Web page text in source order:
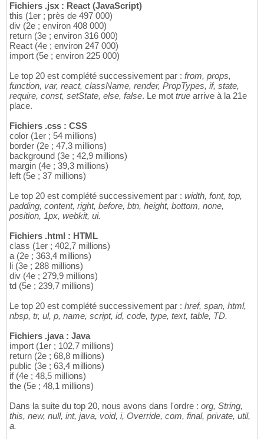
Fichiers .jsx : React (JavaScript)
this (1er ; près de 497 000)
div (2e ; environ 408 000)
return (3e ; environ 316 000)
React (4e ; environ 247 000)
import (5e ; environ 225 000)
Le top 20 est complété successivement par : from, props,
function, var, react, className, render, PropTypes, if, state,
require, const, setState, else, false. Le mot true arrive à la 21e
place.
Fichiers .css : CSS
color (1er ; 54 millions)
border (2e ; 47,3 millions)
background (3e ; 42,9 millions)
margin (4e ; 39,3 millions)
left (5e ; 37 millions)
Le top 20 est complété successivement par : width, font, top,
padding, content, right, before, btn, height, bottom, none,
position, 1px, webkit, ui.
Fichiers .html : HTML
class (1er ; 402,7 millions)
a (2e ; 363,4 millions)
li (3e ; 288 millions)
div (4e ; 279,9 millions)
td (5e ; 239,7 millions)
Le top 20 est complété successivement par : href, span, html,
nbsp, tr, ul, p, name, script, id, code, type, text, table, TD.
Fichiers .java : Java
import (1er ; 102,7 millions)
return (2e ; 68,8 millions)
public (3e ; 63,4 millions)
if (4e ; 48,5 millions)
the (5e ; 48,1 millions)
Dans la suite du top 20, nous avons dans l'ordre : org, String,
this, new, null, int, java, void, i, Override, com, final, private, util,
a.